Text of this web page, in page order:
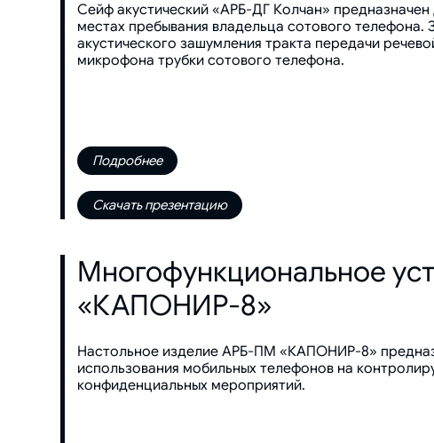
Сейф акустический «АРБ-ДГ Колчан»
местах пребывания владельца сотового телефона.
акустического зашумления тракта передачи
микрофона трубки сотового телефона.
Подробнее
Скачать презентацию
Многофункциональное
«КАПОНИР-8»
Настольное изделие АРБ-ПМ «КАПОНИР-8»
использования мобильных телефонов на
конфиденциальных мероприятий.